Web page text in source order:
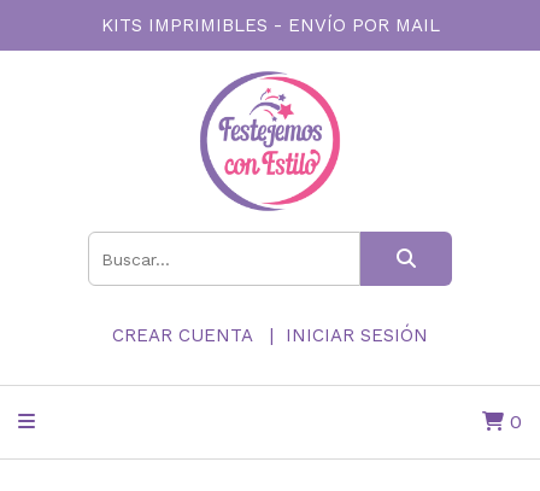
KITS IMPRIMIBLES - ENVÍO POR MAIL
CREAR CUENTA INICIAR SESIÓN
0